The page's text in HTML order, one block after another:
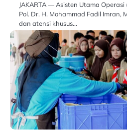
JAKARTA — Asisten Utama
Pol. Dr. H. Mohammad Fadil Imran,
dan atensi khusus…